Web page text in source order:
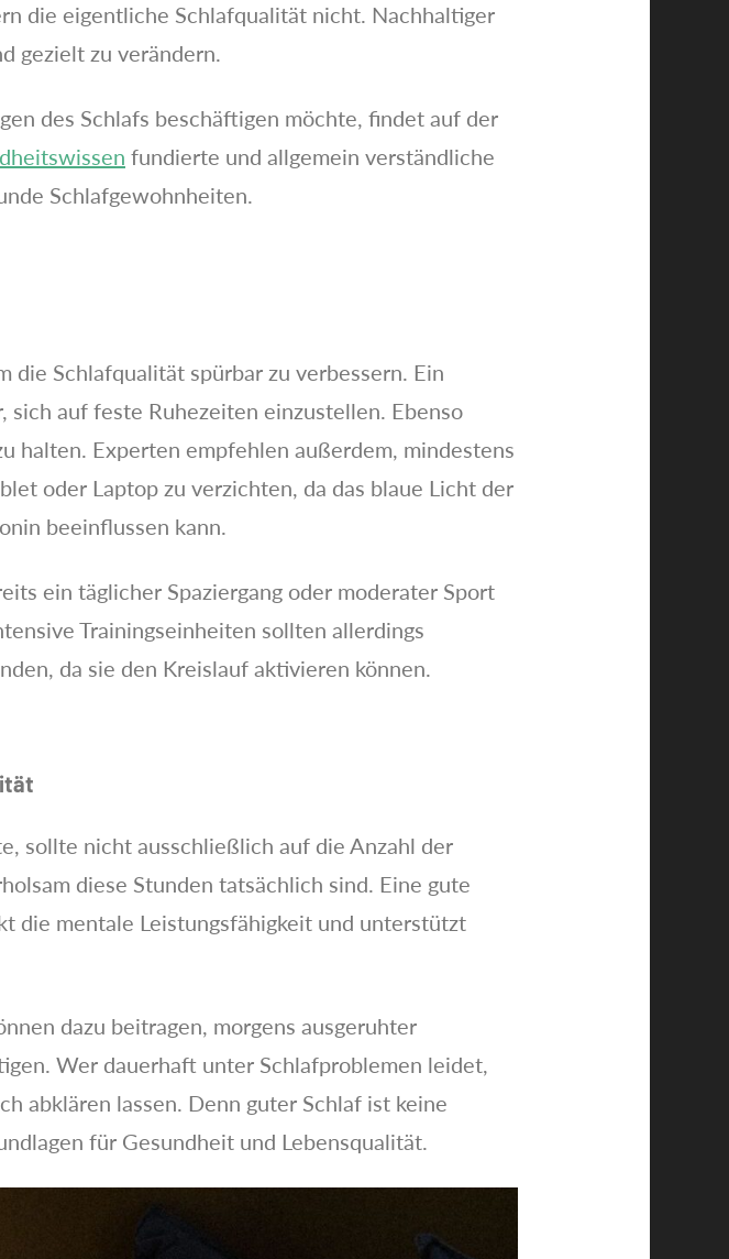
die eigentliche Schlafqualität nicht. Nachhaltiger
gezielt zu verändern.
des Schlafs beschäftigen möchte, findet auf der
fundierte und allgemein verständliche
Schlafgewohnheiten.
die Schlafqualität spürbar zu verbessern. Ein
auf feste Ruhezeiten einzustellen. Ebenso
halten. Experten empfehlen außerdem, mindestens
oder Laptop zu verzichten, da das blaue Licht der
beeinflussen kann.
ein täglicher Spaziergang oder moderater Sport
Trainingseinheiten sollten allerdings
da sie den Kreislauf aktivieren können.
sollte nicht ausschließlich auf die Anzahl der
diese Stunden tatsächlich sind. Eine gute
die mentale Leistungsfähigkeit und unterstützt
dazu beitragen, morgens ausgeruhter
Wer dauerhaft unter Schlafproblemen leidet,
abklären lassen. Denn guter Schlaf ist keine
für Gesundheit und Lebensqualität.